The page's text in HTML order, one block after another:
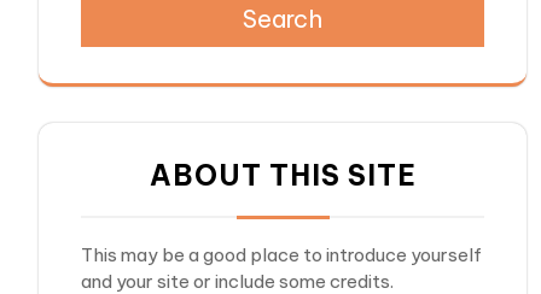
Search
ABOUT THIS SITE
This may be a good place to introduce yourself
and your site or include some credits.